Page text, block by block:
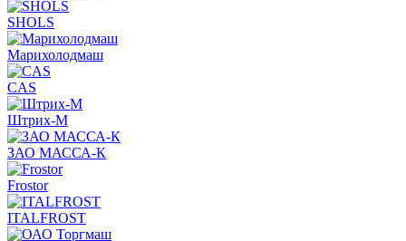
SHOLS
Марихолодмаш
CAS
Штрих-М
ЗАО МАССА-К
Frostor
ITALFROST